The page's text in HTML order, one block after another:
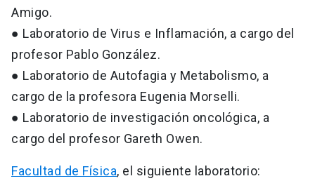
Amigo.
● Laboratorio de Virus e Inflamación, a cargo del
profesor Pablo González.
● Laboratorio de Autofagia y Metabolismo, a
cargo de la profesora Eugenia Morselli.
● Laboratorio de investigación oncológica, a
cargo del profesor Gareth Owen.
Facultad de Física, el siguiente laboratorio: